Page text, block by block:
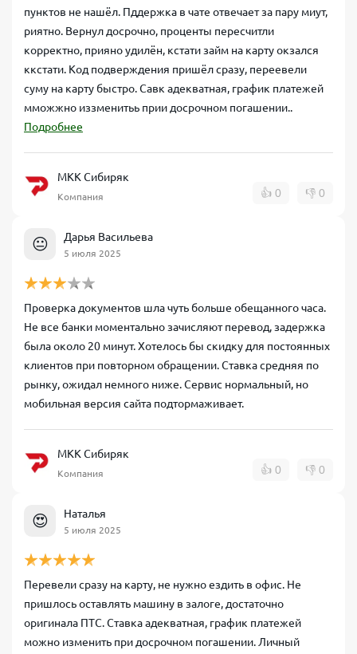
пунктов не нашёл. Пддержка в чате отвечает за пару миут,
риятно. Вернул досрочно, проценты пересчитли
корректно, прияно удилён, кстати займ на карту окзался
ккстати. Код подверждения пришёл сразу, переевели
суму на карту быстро. Савк адекватная, график платежей
мможжно иззменитьь прии досрочном погашении..
Подробнее
МКК Сибиряк
Компания 👍 0 👎 0
😐 Дарья Васильева
5 июля 2025
Проверка документов шла чуть больше обещанного часа.
Не все банки моментально зачисляют перевод, задержка
была около 20 минут. Хотелось бы скидку для постоянных
клиентов при повторном обращении. Ставка средняя по
рынку, ожидал немного ниже. Сервис нормальный, но
мобильная версия сайта подтормаживает.
МКК Сибиряк
Компания 👍 0 👎 0
😍 Наталья
5 июля 2025
Перевели сразу на карту, не нужно ездить в офис. Не
пришлось оставлять машину в залоге, достаточно
оригинала ПТС. Ставка адекватная, график платежей
можно изменить при досрочном погашении. Личный